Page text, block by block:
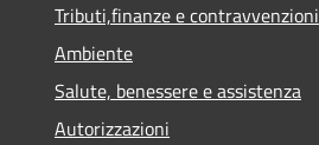
Tributi,finanze e contravvenzioni
Ambiente
Salute, benessere e assistenza
Autorizzazioni